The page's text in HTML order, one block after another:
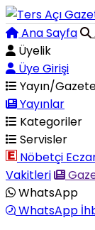
Ana Sayfa
Üyelik
Üye Girişi
Yayın/
Yayınlar
Kategoriler
Servisler
Nöbetçi
Vakitleri
WhatsApp
WhatsApp